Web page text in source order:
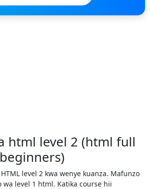
html level 2 (html full
level 2 kwa wenye kuanza. Mafunzo
wa level 1 html. Katika course hii